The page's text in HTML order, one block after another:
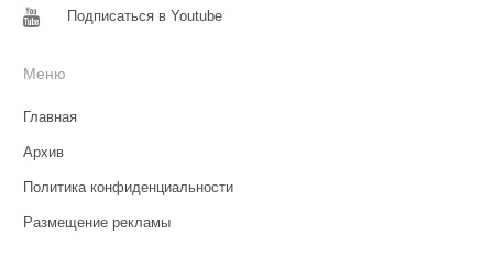
Подписаться в Youtube
Меню
Главная
Архив
Политика конфиденциальности
Размещение рекламы